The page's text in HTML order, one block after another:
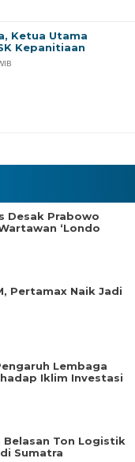
Desak Prabowo
‘Londo
Pertamax Naik Jadi
Lembaga
Iklim Investasi
Belasan Ton Logistik
Sumatra
Ketua Utama
Kepanitiaan